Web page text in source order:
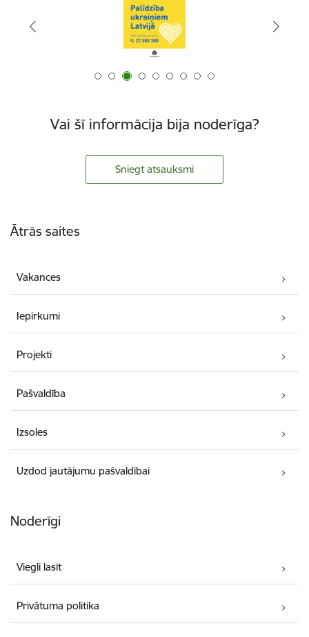
Vai šī informācija bija noderīga?
Sniegt atsauksmi
Ātrās saites
Vakances
Iepirkumi
Projekti
Pašvaldība
Izsoles
Uzdod jautājumu pašvaldībai
Noderīgi
Viegli lasīt
Privātuma politika